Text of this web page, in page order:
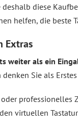
diese
helfen, die beste
Extras
weiter als ein
denken Sie als
virtuellen